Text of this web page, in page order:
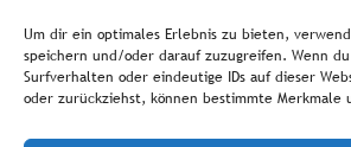
Um dir ein optimales Erlebnis zu bieten,
speichern und/oder darauf zuzugreifen. Wenn
Surfverhalten oder eindeutige IDs auf dieser
oder zurückziehst, können bestimmte